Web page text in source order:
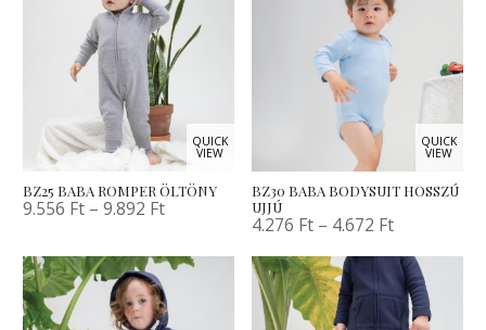
QUICK
VIEW
BZ25 BABA ROMPER ÖLTÖNY
9.556 Ft –9.892 Ft
QUICK
VIEW
BZ30 BABA BODYSUIT HOSSZÚ
UJJÚ
4.276 Ft – 4.672 Ft